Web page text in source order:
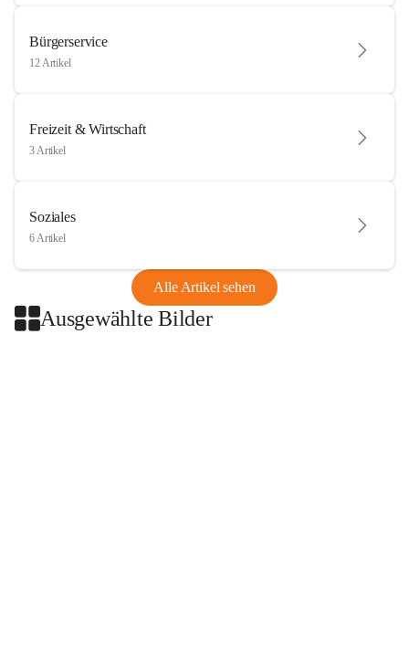
Bürgerservice
12 Artikel
Freizeit & Wirtschaft
3 Artikel
Soziales
6 Artikel
Alle Artikel sehen
Ausgewählte Bilder